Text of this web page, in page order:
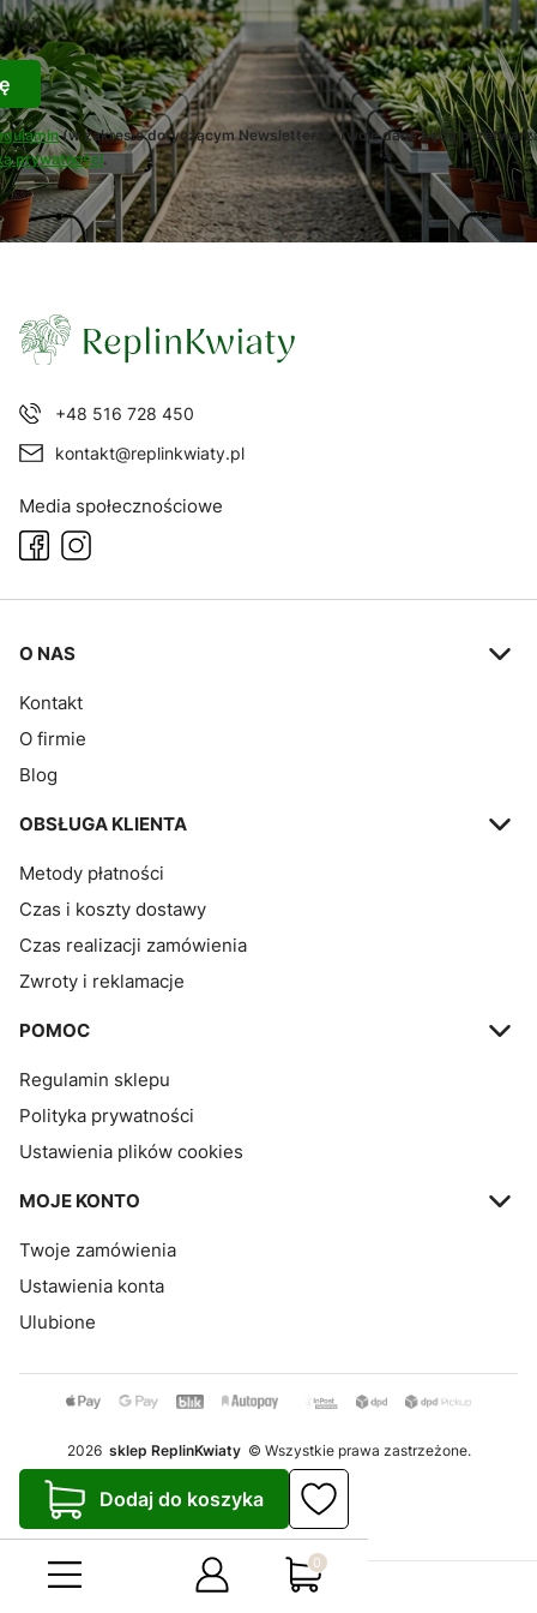
mail
(w zakresie dotyczącym Newslettera). Twoje dane będą
prywatności.
+48 516 728 450
kontakt@replinkwiaty.pl
Media społecznościowe
Linki w stopce
O NAS
Kontakt
O firmie
Blog
OBSŁUGA KLIENTA
Metody płatności
Czas i koszty dostawy
Czas realizacji zamówienia
Zwroty i reklamacje
POMOC
Regulamin sklepu
Polityka prywatności
Ustawienia plików cookies
MOJE KONTO
Twoje zamówienia
Ustawienia konta
Ulubione
2026 sklep ReplinKwiaty © Wszystkie prawa zastrzeżone.
Szablon Avant
Increo Studio
Sklep internetowyShoper.pl
Dodaj do koszyka
Produkty w koszyku: 0.